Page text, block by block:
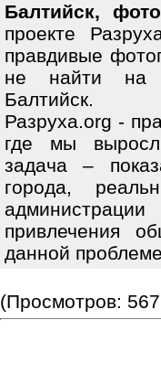
Балтийск,
проекте
правдивые
не найти на
Балтийск.
Разруха.org -
где мы
задача –
города,
привлечения
данной
(Просмотров: